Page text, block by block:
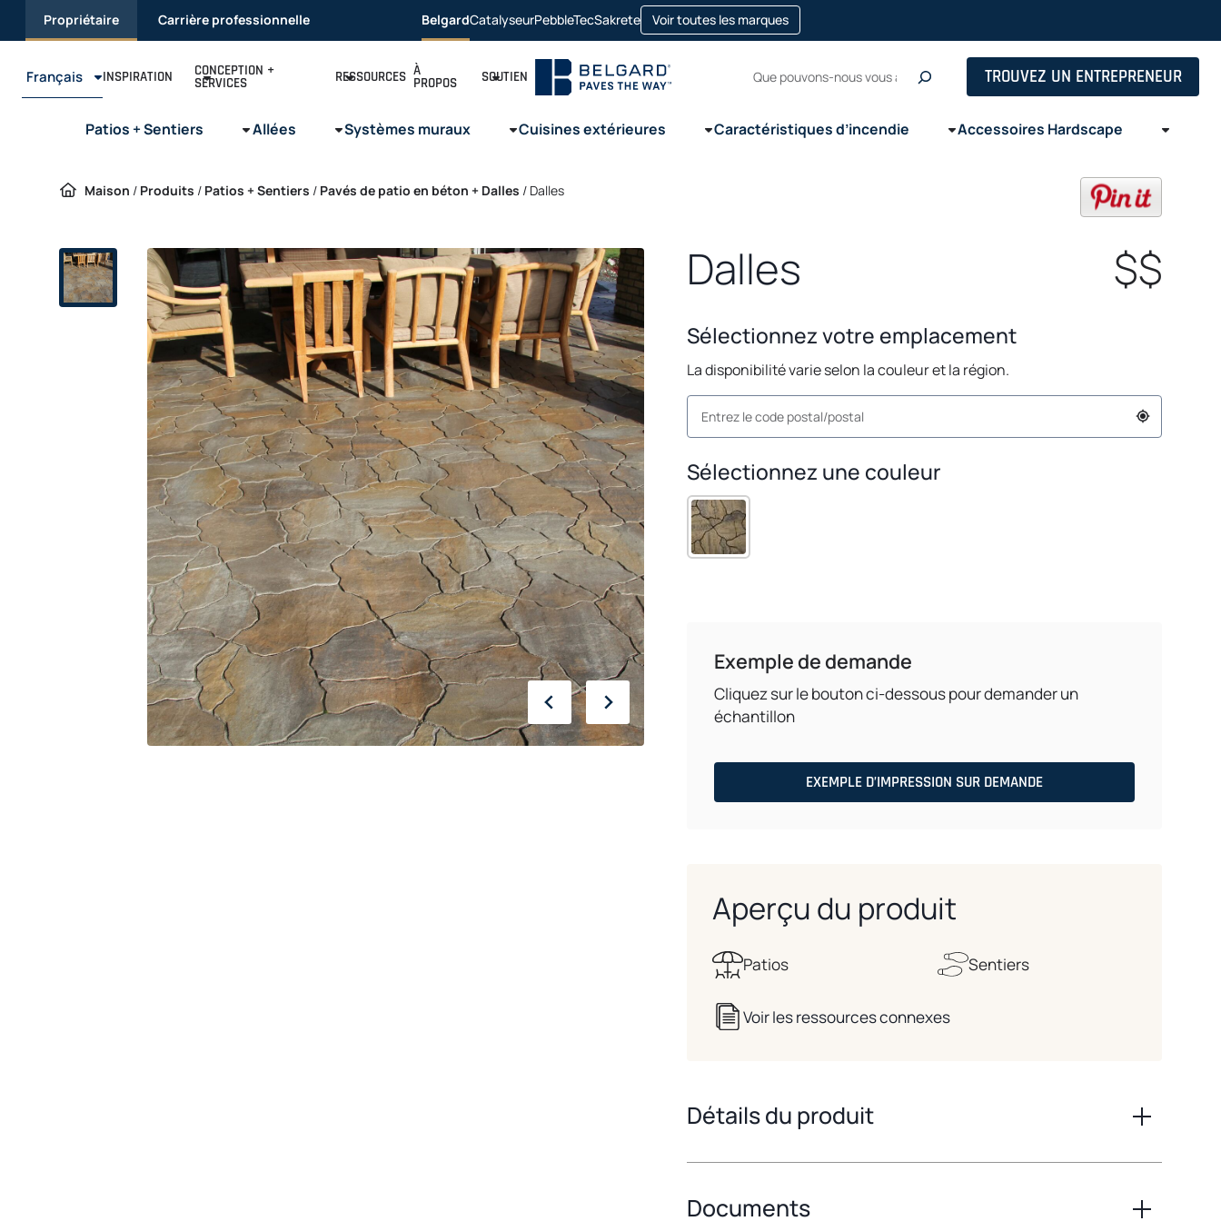
Passer au contenu
Propriétaire Carrière professionnelle BelgardCatalyseur
opens in a new tab
PebbleTec
opens in a new tab
Sakrete
opens in a new tabVoir toutes les marquesopens in a new tab
Français INSPIRATION CONCEPTION +
SERVICES RESSOURCES À
PROPOS SOUTIEN Recherche TROUVEZ UN ENTREPRENEUR
Patios + Sentiers Allées Systèmes muraux Cuisines extérieures Caractéristiques d’incendie Accessoires Hardscape
Maison / Produits / Patios + Sentiers / Pavés de patio en béton + Dalles / Dalles
Dalles $$
Sélectionnez votre emplacement
La disponibilité varie selon la couleur et la région.
Sélectionnez une couleur
Exemple de demande
Cliquez sur le bouton ci-dessous pour demander un
échantillon
EXEMPLE D’IMPRESSION SUR DEMANDE
Aperçu du produit
Patios Sentiers
Voir les ressources connexes
Détails du produit
Documents